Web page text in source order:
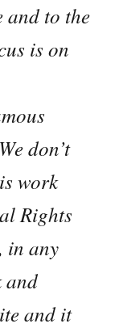
and to the
is on
don’t
work
Rights
in any
and
and it